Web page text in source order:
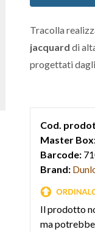
Tracolla
jacquard di
progettati
Cod.
Master
Barcode:
Brand:
Il prodotto
ma